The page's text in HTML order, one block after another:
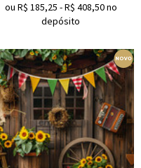
ou R$ 185,25 -R$ 408,50no
depósito